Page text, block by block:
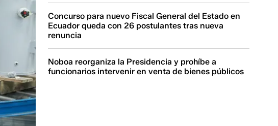
Concurso para nuevo Fiscal General del Estado en
Ecuador queda con 26 postulantes tras nueva
renuncia
Noboa reorganiza la Presidencia y prohíbe a
funcionarios intervenir en venta de bienes públicos